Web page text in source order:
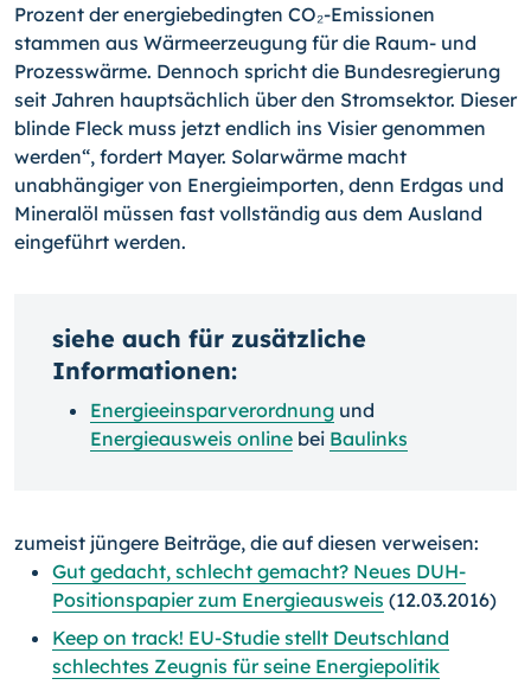
Prozent der energiebedingten CO₂-Emissionen
stammen aus Wärmeerzeugung für die Raum- und
Prozesswärme. Dennoch spricht die Bundesregierung
seit Jahren hauptsächlich über den Stromsektor. Dieser
blinde Fleck muss jetzt endlich ins Visier genommen
werden“, fordert Mayer. Solarwärme macht
unabhängiger von Energieimporten, denn Erdgas und
Mineralöl müssen fast vollständig aus dem Ausland
eingeführt werden.
siehe auch für zusätzliche
Informationen:
Energieeinsparverordnung und
Energieausweis online bei Baulinks
zumeist jüngere Beiträge, die auf diesen verweisen:
Gut gedacht, schlecht gemacht? Neues DUH-
Positionspapier zum Energieausweis (12.03.2016)
Keep on track! EU-Studie stellt Deutschland
schlechtes Zeugnis für seine Energiepolitik